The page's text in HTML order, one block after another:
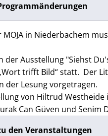
MOJA in Niederbachem
der Ausstellung "Siehst
trifft Bild“ statt. Der
der Lesung vorgetragen.
von Hiltrud Westheide
Can Güven und
den Veranstaltungen